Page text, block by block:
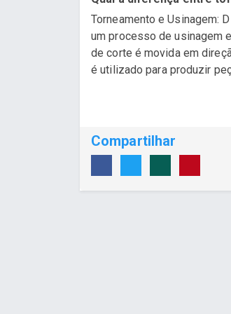
Torneamento e Usinagem:
um processo de usinagem
de corte é movida em
é utilizado para produzir
Compartilhar